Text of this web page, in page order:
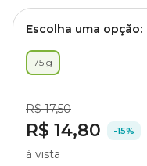
Escolha uma opção:
75 g
R$ 17,50
R$ 14,80 -15%
à vista